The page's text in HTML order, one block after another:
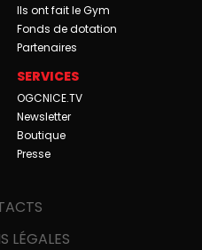
Ils ont fait le Gym
Fonds de dotation
Partenaires
SERVICES
OGCNICE.TV
Newsletter
Boutique
Presse
LÉGALES